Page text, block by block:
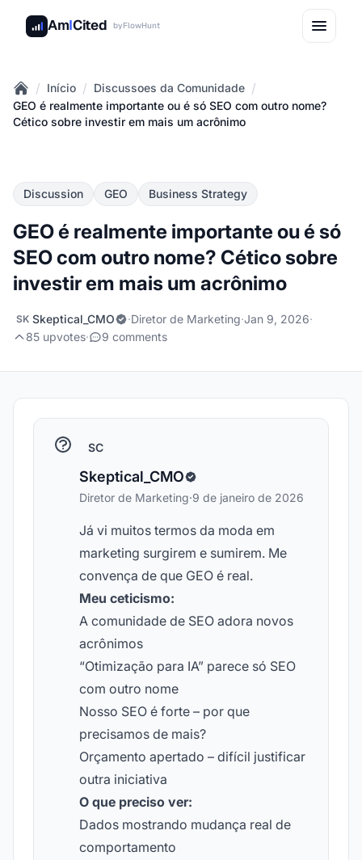
AmICited byFlowHunt
Home
/ Início / Discussoes da Comunidade /
GEO é realmente importante ou é só SEO com outro nome?
Cético sobre investir em mais um acrônimo
Discussion GEO Business Strategy
GEO é realmente importante ou é só
SEO com outro nome? Cético sobre
investir em mais um acrônimo
SK Skeptical_CMO ·Diretor de Marketing·Jan 9, 2026·
85 upvotes· 9 comments
SC
Skeptical_CMO
Diretor de Marketing·9 de janeiro de 2026
Já vi muitos termos da moda em
marketing surgirem e sumirem. Me
convença de que GEO é real.
Meu ceticismo:
A comunidade de SEO adora novos
acrônimos
“Otimização para IA” parece só SEO
com outro nome
Nosso SEO é forte – por que
precisamos de mais?
Orçamento apertado – difícil justificar
outra iniciativa
O que preciso ver:
Dados mostrando mudança real de
comportamento